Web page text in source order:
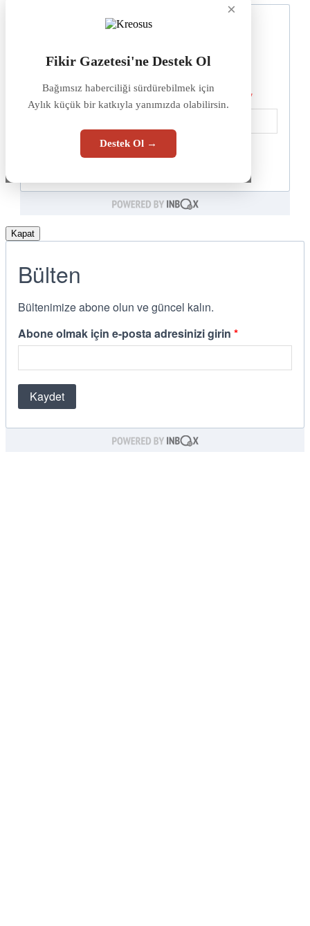
×
Fikir Gazetesi'ne Destek Ol
Bağımsız haberciliği sürdürebilmek için
Aylık küçük bir katkıyla yanımızda olabilirsin.
Destek Ol →
Kapat